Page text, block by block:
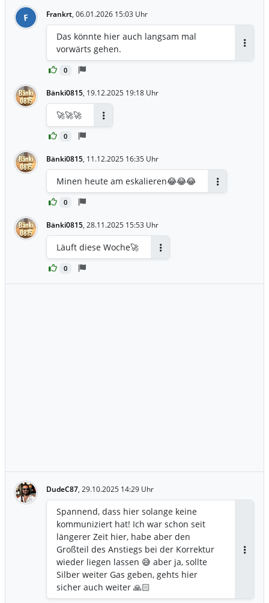
F Frankrt, 06.01.2026 15:03 Uhr
0
Das könnte hier auch langsam mal
vorwärts gehen.
Bänki0815, 19.12.2025 19:18 Uhr
0
🚀🚀🚀
Bänki0815, 11.12.2025 16:35 Uhr
0
Minen heute am eskalieren😂😂😂
Bänki0815, 28.11.2025 15:53 Uhr
0
Läuft diese Woche🚀
DudeC87, 29.10.2025 14:29 Uhr
Spannend, dass hier solange keine
kommuniziert hat! Ich war schon seit
längerer Zeit hier, habe aber den
Großteil des Anstiegs bei der Korrektur
wieder liegen lassen 😅 aber ja, sollte
Silber weiter Gas geben, gehts hier
sicher auch weiter 🙏🏻